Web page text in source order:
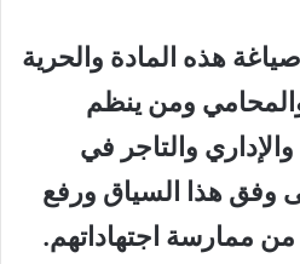
هذه المادة والحرية
ومن ينظم
والتاجر في
وفق هذا السياق ورفع
من ممارسة اجتهاداتهم.